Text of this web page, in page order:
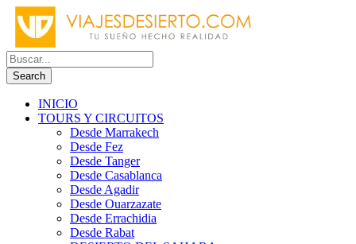
INICIO
TOURS Y CIRCUITOS
Desde Marrakech
Desde Fez
Desde Tanger
Desde Casablanca
Desde Agadir
Desde Ouarzazate
Desde Errachidia
Desde Rabat